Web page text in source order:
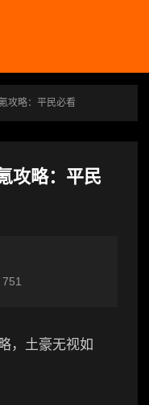
攻略：平民必看
攻略：平民
751
，土豪无视如